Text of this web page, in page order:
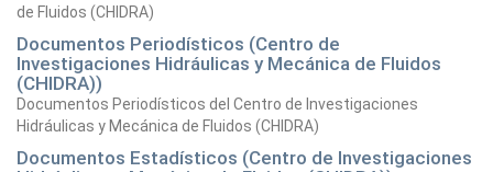
de Fluidos (CHIDRA)
Documentos Periodísticos (Centro de
Investigaciones Hidráulicas y Mecánica de Fluidos
(CHIDRA))
Documentos Periodísticos del Centro de Investigaciones
Hidráulicas y Mecánica de Fluidos (CHIDRA)
Documentos Estadísticos (Centro de Investigaciones